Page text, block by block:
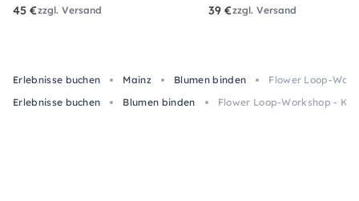
45 €zzgl. Versand 39 €zzgl. Versand
Erlebnisse buchen Mainz Blumen binden
Flower Loop-
Erlebnisse buchen
Blumen binden Flower Loop-Workshop -